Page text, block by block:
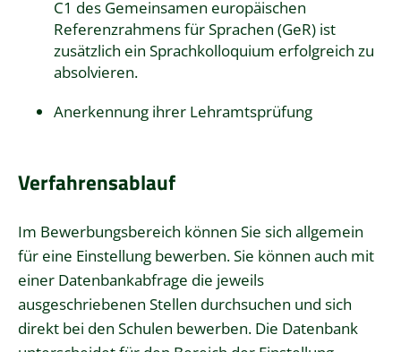
C1 des Gemeinsamen europäischen
Referenzrahmens für Sprachen (GeR) ist
zusätzlich ein Sprachkolloquium erfolgreich zu
absolvieren.
Anerkennung ihrer Lehramtsprüfung
Verfahrensablauf
Im Bewerbungsbereich können Sie sich allgemein
für eine Einstellung bewerben. Sie können auch mit
einer Datenbankabfrage die jeweils
ausgeschriebenen Stellen durchsuchen und sich
direkt bei den Schulen bewerben. Die Datenbank